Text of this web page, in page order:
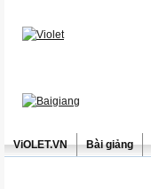
ViOLET.VN Bài giảng